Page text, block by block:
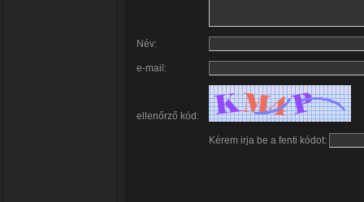
Név:
e-mail:
ellenőrző kód:
Kérem irja be a fenti kódot: